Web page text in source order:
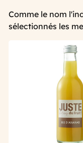
Comme le nom
sélectionnés les